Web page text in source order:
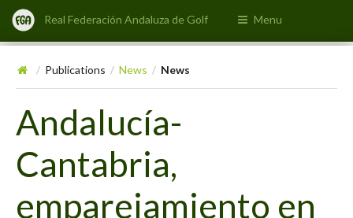
Real Federación Andaluza de Golf Menu
/ Publications / News / News
Andalucía-
Cantabria,
emparejamiento en